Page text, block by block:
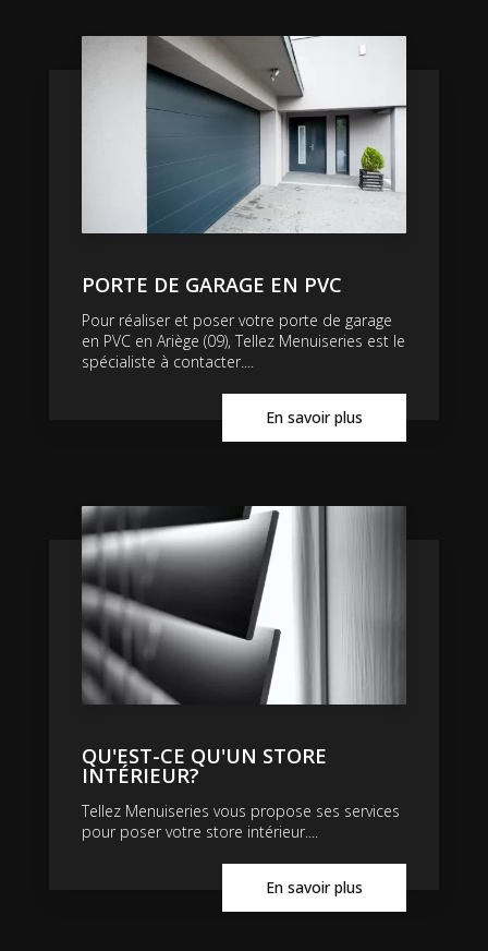
PORTE DE GARAGE EN PVC
Pour réaliser et poser votre porte de garage
en PVC en Ariège (09), Tellez Menuiseries est le
spécialiste à contacter....
En savoir plus
QU'EST-CE QU'UN STORE
INTÉRIEUR?
Tellez Menuiseries vous propose ses services
pour poser votre store intérieur....
En savoir plus